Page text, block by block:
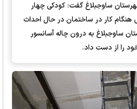
ساوجبلاغ گفت: کودکی چهار
‏هنگام کار در ساختمان در حال احداث
ساوجبلاغ به درون چاله آسانسور
را از دست داد.